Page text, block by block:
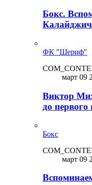
Бокс.
Калайджич
ФК "Шериф"
март 09
Виктор
до первого
Бокс
март 09